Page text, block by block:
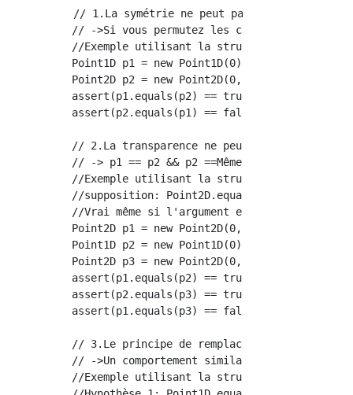
// 1.La symétrie ne peut pas être satisfaite
// ->Si vous permutez les côtés droit et
//Exemple utilisant la structure de classe
Point1D p1 = new Point1D(0);
Point2D p2 = new Point2D(0, 0);
assert(p1.equals(p2) == true);  //Vrai car
assert(p2.equals(p1) == false); //False
// 2.La transparence ne peut être satisfaite
// -> p1 == p2 && p2 ==Même pour p3, p1==Ne
//Exemple utilisant la structure de classe
//supposition: Point2D.equals()Ajoutez ce
//Vrai même si l'argument est Point1D ou
Point2D p1 = new Point2D(0, 0);
Point1D p2 = new Point1D(0);
Point2D p3 = new Point2D(0, 1);
assert(p1.equals(p2) == true); //Vrai en
assert(p2.equals(p3) == true); //true car les
assert(p1.equals(p3) == false); // x,false
// 3.Le principe de remplacement de Riskov
// ->Un comportement similaire est attendu
//Exemple utilisant la structure de classe